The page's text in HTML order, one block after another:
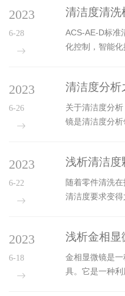
清洁度清洗
ACS-AE-D标准
化控制，智能化
2023
6-28
关于清洁度分
镜是清洁度分
2023
6-26
浅析清洁度
随着零件清洗
清洁度要求变得
2023
6-22
浅析金相显
金相显微镜是
具。它是一种
2023
6-18